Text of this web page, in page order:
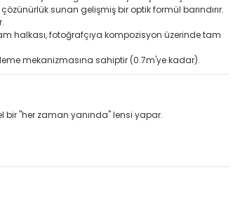
sunan gelişmiş bir optik formül barındırır.
halkası, fotoğrafçıya kompozisyon üzerinde tam
mekanizmasına sahiptir (0.7m'ye kadar).
bir "her zaman yanında" lensi yapar.